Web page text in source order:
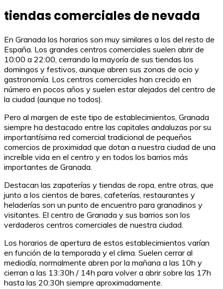
tiendas comerciales de nevada
En Granada los horarios son muy similares a los del resto de
España. Los grandes centros comerciales suelen abrir de
10:00 a 22:00, cerrando la mayoría de sus tiendas los
domingos y festivos, aunque abren sus zonas de ocio y
gastronomía. Los centros comerciales han crecido en
número en pocos años y suelen estar alejados del centro de
la ciudad (aunque no todos).
Pero al margen de este tipo de establecimientos, Granada
siempre ha destacado entre las capitales andaluzas por su
importantísima red comercial tradicional de pequeños
comercios de proximidad que dotan a nuestra ciudad de una
increíble vida en el centro y en todos los barrios más
importantes de Granada.
Destacan las zapaterías y tiendas de ropa, entre otras, que
junto a los cientos de bares, cafeterías, restaurantes y
heladerías son un punto de encuentro para granadinos y
visitantes. El centro de Granada y sus barrios son los
verdaderos centros comerciales de nuestra ciudad.
Los horarios de apertura de estos establecimientos varían
en función de la temporada y el clima. Suelen cerrar al
mediodía, normalmente abren por la mañana a las 10h y
cierran a las 13:30h / 14h para volver a abrir sobre las 17h
hasta las 20:30h siempre aproximadamente.